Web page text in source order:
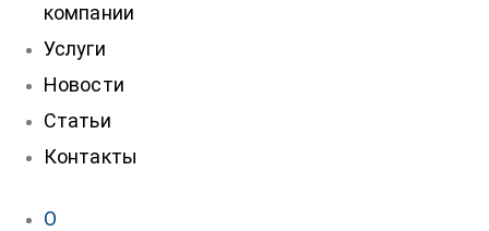
компании
Услуги
Новости
Статьи
Контакты
О